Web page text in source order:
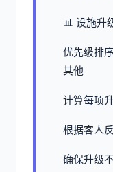
📊 设施升
优先级排
其他
计算每项
根据客人
确保升级